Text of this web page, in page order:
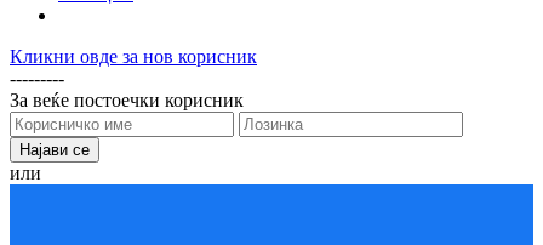
Кликни овде за нов корисник
---------
За веќе постоечки корисник
или